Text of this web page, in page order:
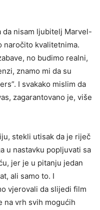
da nisam ljubitelj Marvel-
naročito kvalitetnima.
no budimo realni,
znamo mi da su
I svakako mislim da
zagarantovano je, više
stekli utisak da je riječ
u nastavku popljuvati sa
jer je u pitanju jedan
ali samo to. I
vjerovali da slijedi film
na vrh svih mogućih